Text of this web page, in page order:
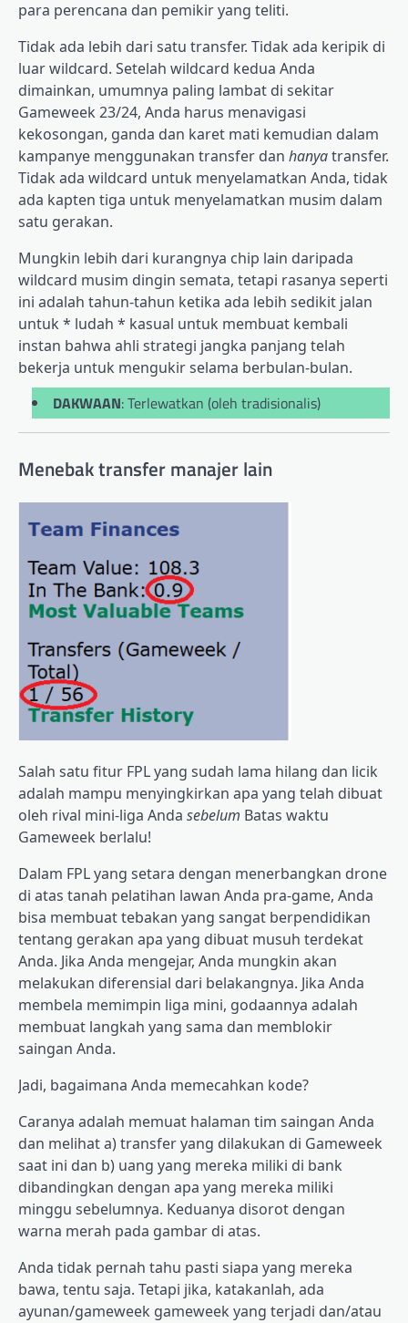
para perencana dan pemikir yang teliti.
Tidak ada lebih dari satu transfer. Tidak ada keripik di
luar wildcard. Setelah wildcard kedua Anda
dimainkan, umumnya paling lambat di sekitar
Gameweek 23/24, Anda harus menavigasi
kekosongan, ganda dan karet mati kemudian dalam
kampanye menggunakan transfer dan hanyatransfer.
Tidak ada wildcard untuk menyelamatkan Anda, tidak
ada kapten tiga untuk menyelamatkan musim dalam
satu gerakan.
Mungkin lebih dari kurangnya chip lain daripada
wildcard musim dingin semata, tetapi rasanya seperti
ini adalah tahun-tahun ketika ada lebih sedikit jalan
untuk * ludah * kasual untuk membuat kembali
instan bahwa ahli strategi jangka panjang telah
bekerja untuk mengukir selama berbulan-bulan.
DAKWAAN: Terlewatkan (oleh tradisionalis)
Menebak transfer manajer lain
Salah satu fitur FPL yang sudah lama hilang dan licik
adalah mampu menyingkirkan apa yang telah dibuat
oleh rival mini-liga Anda sebelum Batas waktu
Gameweek berlalu!
Dalam FPL yang setara dengan menerbangkan drone
di atas tanah pelatihan lawan Anda pra-game, Anda
bisa membuat tebakan yang sangat berpendidikan
tentang gerakan apa yang dibuat musuh terdekat
Anda. Jika Anda mengejar, Anda mungkin akan
melakukan diferensial dari belakangnya. Jika Anda
membela memimpin liga mini, godaannya adalah
membuat langkah yang sama dan memblokir
saingan Anda.
Jadi, bagaimana Anda memecahkan kode?
Caranya adalah memuat halaman tim saingan Anda
dan melihat a) transfer yang dilakukan di Gameweek
saat ini dan b) uang yang mereka miliki di bank
dibandingkan dengan apa yang mereka miliki
minggu sebelumnya. Keduanya disorot dengan
warna merah pada gambar di atas.
Anda tidak pernah tahu pasti siapa yang mereka
bawa, tentu saja. Tetapi jika, katakanlah, ada
ayunan/gameweek gameweek yang terjadi dan/atau